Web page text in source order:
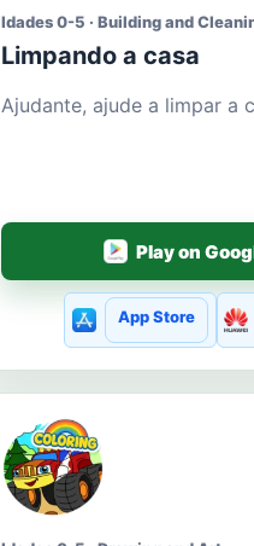
Idades 0-5 · Building and
Limpando a casa
Ajudante, ajude a limpar a
Play on
App Store